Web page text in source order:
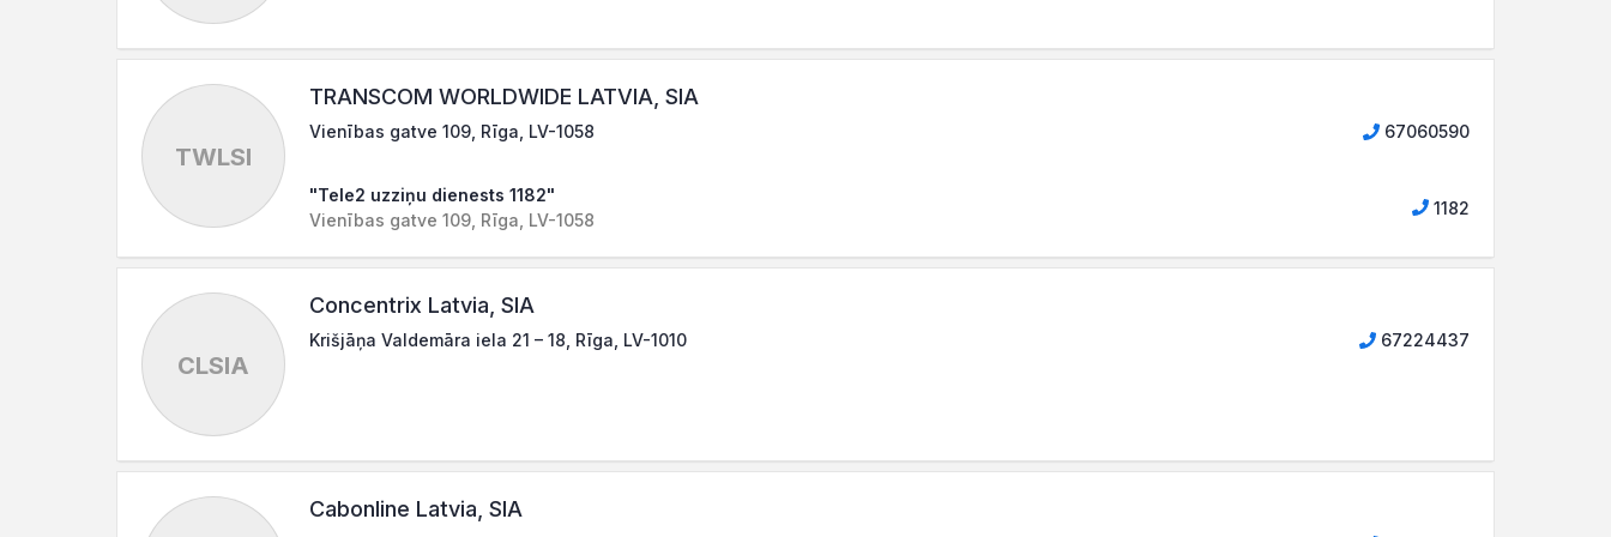
TWLSI
TRANSCOM WORLDWIDE LATVIA, SIA
Vienības gatve 109, Rīga, LV-1058 67060590
"Tele2 uzziņu dienests 1182"
Vienības gatve 109, Rīga, LV-1058
1182
CLSIA
Concentrix Latvia, SIA
Krišjāņa Valdemāra iela 21 – 18, Rīga, LV-1010 67224437
Cabonline Latvia, SIA